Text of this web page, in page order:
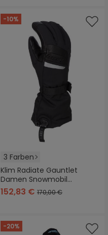
-10%
3 Farben
Klim Radiate Gauntlet
Damen Snowmobil
Handschuhe
152,83 € 170,00 €
-20%